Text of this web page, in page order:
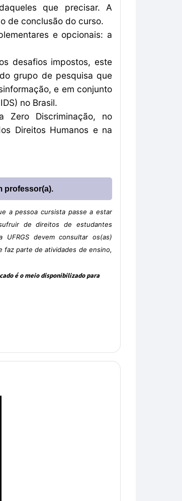
que precisar. A
de conclusão do curso.
e opcionais: a
desafios impostos, este
grupo de pesquisa que
e em conjunto
no Brasil.
Zero Discriminação, no
Direitos Humanos e na
professor(a).
a pessoa cursista passe a estar
de direitos de estudantes
UFRGS devem consultar os(as)
parte de atividades de ensino,
é o meio disponibilizado para